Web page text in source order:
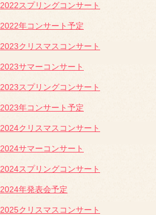
2022スプリングコンサート
2022年コンサート予定
2023クリスマスコンサート
2023サマーコンサート
2023スプリングコンサート
2023年コンサート予定
2024クリスマスコンサート
2024サマーコンサート
2024スプリングコンサート
2024年発表会予定
2025クリスマスコンサート